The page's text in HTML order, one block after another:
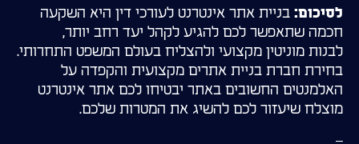
לסיכום: בניית אתר אינטרנט לעורכי דין היא השקעה
חכמה שתאפשר לכם להגיע לקהל יעד רחב יותר,
לבנות מוניטין מקצועי ולהצליח בעולם המשפט התחרותי.
בחירת חברת בניית אתרים מקצועית והקפדה על
האלמנטים החשובים באתר יבטיחו לכם אתר אינטרנט
מוצלח שיעזור לכם להשיג את המטרות שלכם.
–